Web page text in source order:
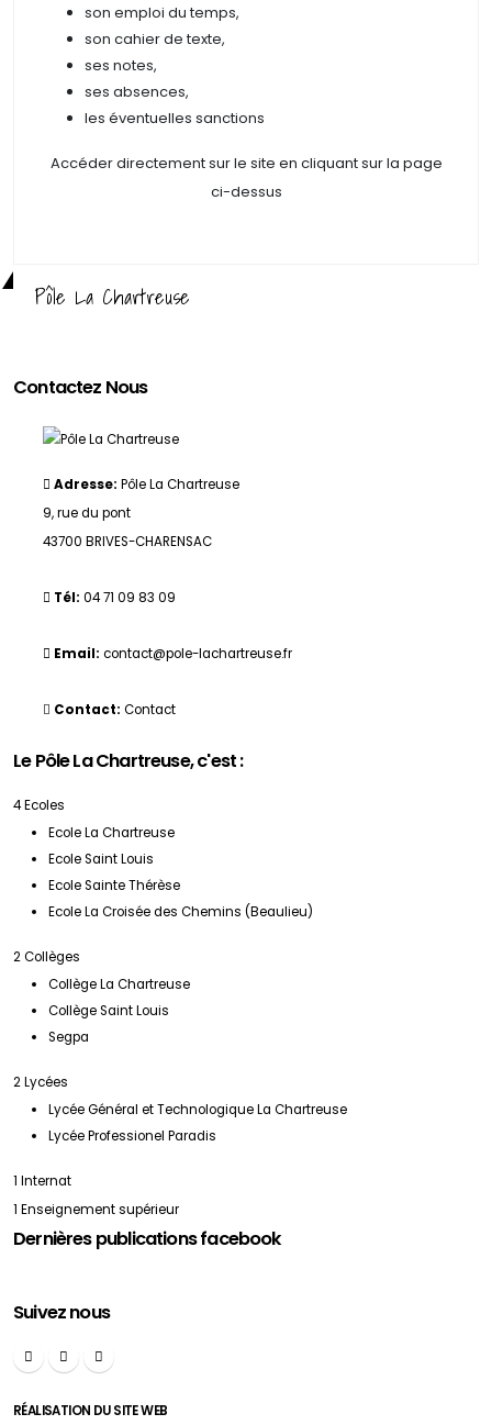
son emploi du temps,
son cahier de texte,
ses notes,
ses absences,
les éventuelles sanctions
Accéder directement sur le site en cliquant sur la page
ci-dessus
Pôle La Chartreuse
Contactez Nous
Adresse: Pôle La Chartreuse
9, rue du pont
43700 BRIVES-CHARENSAC
Tél: 04 71 09 83 09
Email: contact@pole-lachartreuse.fr
Contact: Contact
Le Pôle La Chartreuse, c'est :
4 Ecoles
Ecole La Chartreuse
Ecole Saint Louis
Ecole Sainte Thérèse
Ecole La Croisée des Chemins (Beaulieu)
2 Collèges
Collège La Chartreuse
Collège Saint Louis
Segpa
2 Lycées
Lycée Général et Technologique La Chartreuse
Lycée Professionel Paradis
1 Internat
1 Enseignement supérieur
Dernières publications facebook
Suivez nous
RÉALISATION DU SITE WEB